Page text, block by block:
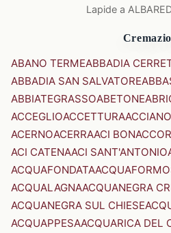
Lapide a
ABANO TERMEABBADIA
ABBADIA SAN SALVATORE
ABBIATEGRASSOABETONE
ACCEGLIOACCETTURAACCIANO
ACERNOACERRAACI
ACI CATENAACI SANT'ANTONIO
ACQUAFONDATA
ACQUALAGNAACQUANEGRA
ACQUANEGRA SUL CHIESE
ACQUAPPESAACQUARICA DEL